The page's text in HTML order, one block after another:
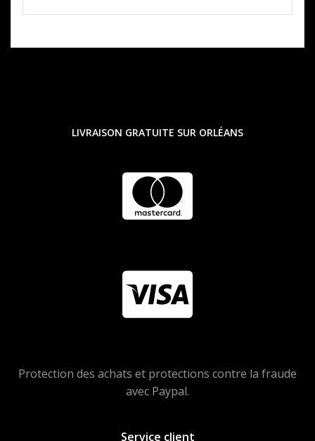
LIVRAISON GRATUITE SUR ORLÉANS
Protection des achats et protections contre la fraude
avec Paypal.
Service client